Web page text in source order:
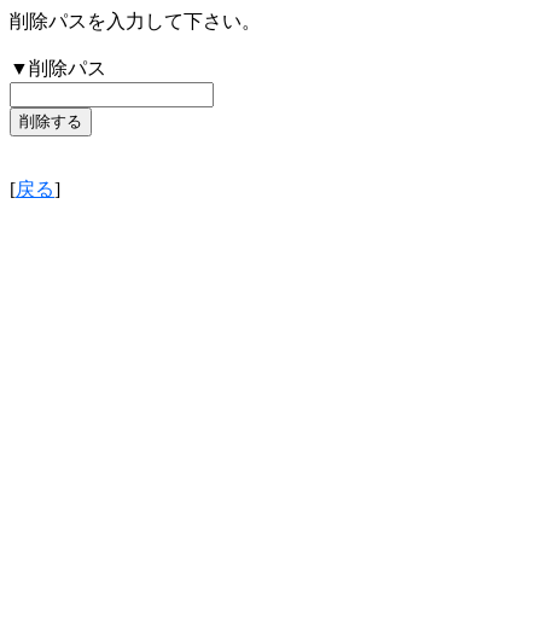
削除パスを入力して下さい。
▼削除パス
[戻る]